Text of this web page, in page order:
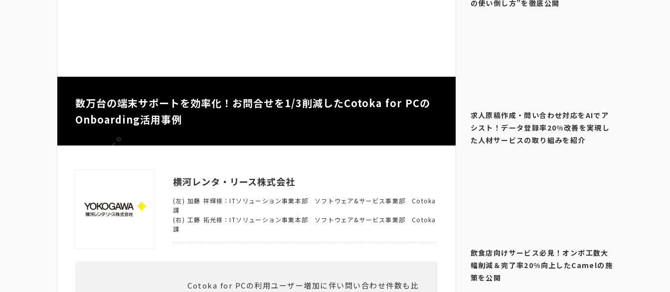
数万台の端末サポートを効率化！お問合せを1/3削減したCotoka for PCの
Onboarding活用事例
横河レンタ・リース株式会社
(左) 加藤 祥輝様：ITソリューション事業本部 ソフトウェア&サービス事業部 Cotoka
課
(右) 工藤 拓光様：ITソリューション事業本部 ソフトウェア&サービス事業部 Cotoka
課
Cotoka for PCの利用ユーザー増加に伴い問い合わせ件数も比
の使い倒し方”を徹底公開
求人原稿作成・問い合わせ対応をAIでア
シスト！データ登録率20%改善を実現し
た人材サービスの取り組みを紹介
飲食店向けサービス必見！オンボ工数大
幅削減＆完了率20%向上したCamelの施
策を公開